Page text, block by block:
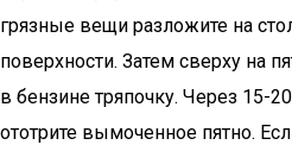
грязные вещи разложите на
поверхности. Затем сверху на
в бензине тряпочку. Через 15-
ототрите вымоченное пятно.